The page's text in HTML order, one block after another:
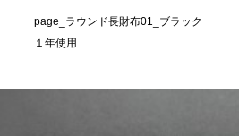
page_ラウンド長財布01_ブラック
１年使用